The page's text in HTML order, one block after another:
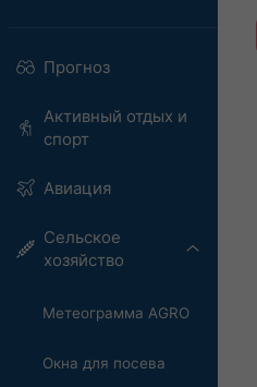
Прогноз
Активный отдых и
спорт
Авиация
Сельское
хозяйство
Метеограмма AGRO
Окна для посева